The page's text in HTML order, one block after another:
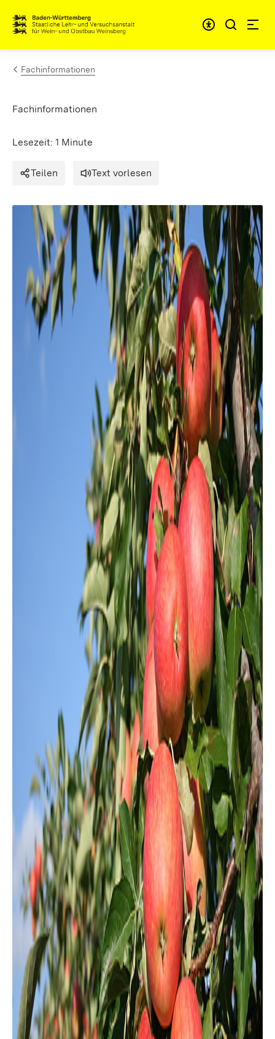
Zum Inhalt springen
Link zur Startseite
Fachinformationen
Fachinformationen
Lesezeit: 1 Minute
Teilen Text vorlesen